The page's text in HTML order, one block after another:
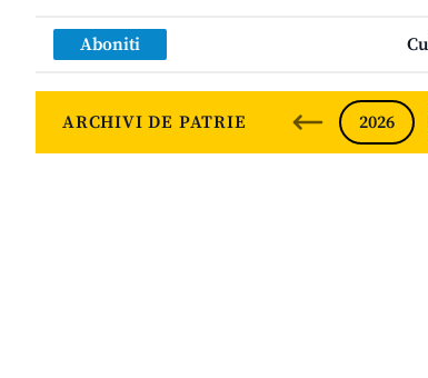
Aboniti
ARCHIVI DE PATRIE 2026